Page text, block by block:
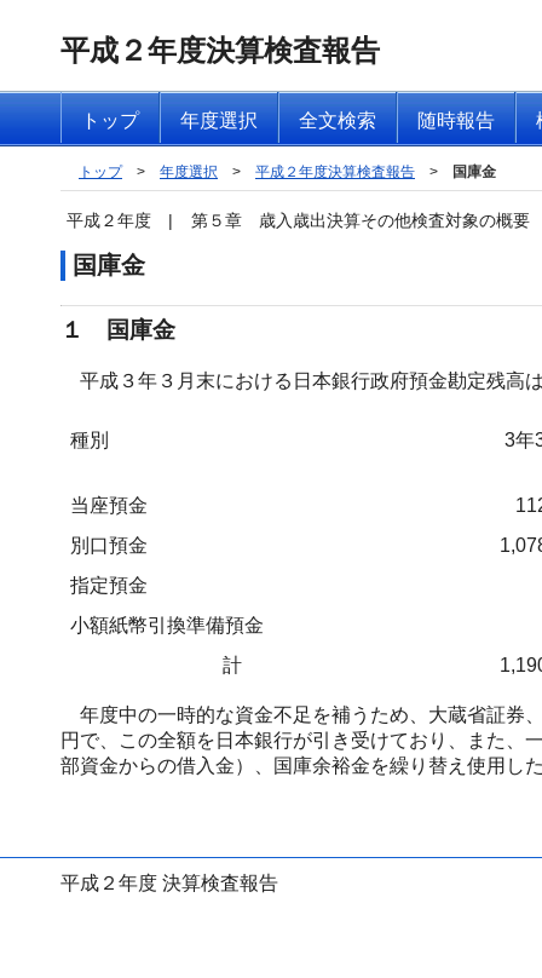
平成２年度決算検査報告
トップ 年度選択 全文検索 随時報告
トップ > 年度選択 > 平成２年度決算検査報告 > 国庫金
平成２年度 | 第５章 歳入歳出決算その他検査対象の概要
国庫金
１ 国庫金
平成３年３月末における日本銀行政府預金勘定残高
種別 3年
当座預金
別口預金
指定預金
小額紙幣引換準備預金
計
年度中の一時的な資金不足を補うため、大蔵省証券
円で、この全額を日本銀行が引き受けており、また、
部資金からの借入金）、国庫余裕金を繰り替え使用し
平成２年度 決算検査報告